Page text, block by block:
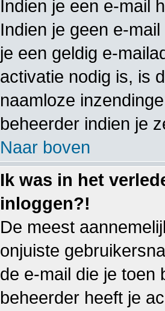
Indien je een e-mail
Indien je geen e-
je een geldig e-
activatie nodig is, is
naamloze
beheerder indien je
Naar boven
Ik was in het
inloggen?!
De meest
onjuiste
de e-mail die je toen
beheerder heeft je